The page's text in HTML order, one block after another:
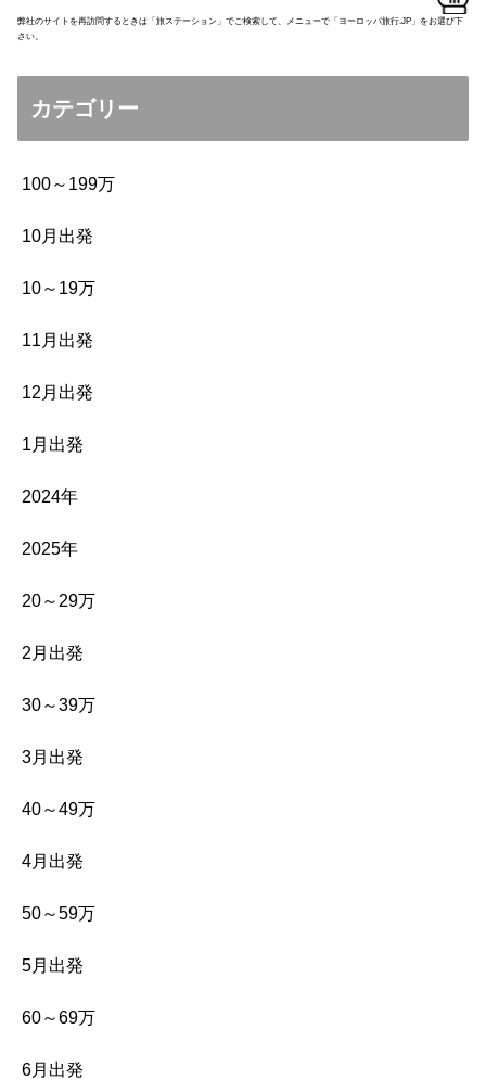
弊社のサイトを再訪問するときは「旅ステーション」でご検索して、メニューで「ヨーロッパ旅行.JP」をお選び下
さい。
カテゴリー
100～199万
10月出発
10～19万
11月出発
12月出発
1月出発
2024年
2025年
20～29万
2月出発
30～39万
3月出発
40～49万
4月出発
50～59万
5月出発
60～69万
6月出発